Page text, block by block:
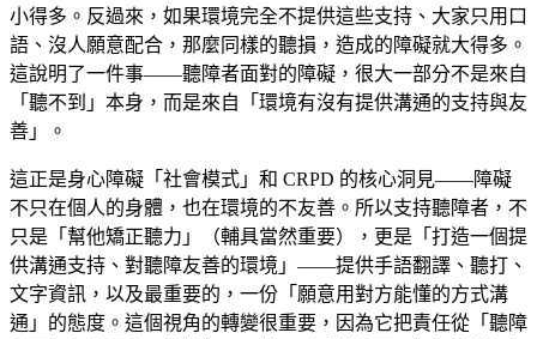
小得多。反過來，如果環境完全不提供這些支持、大家只用口
語、沒人願意配合，那麼同樣的聽損，造成的障礙就大得多。
這說明了一件事——聽障者面對的障礙，很大一部分不是來自
「聽不到」本身，而是來自「環境有沒有提供溝通的支持與友
善」。
這正是身心障礙「社會模式」和 CRPD 的核心洞見——障礙
不只在個人的身體，也在環境的不友善。所以支持聽障者，不
只是「幫他矯正聽力」（輔具當然重要），更是「打造一個提
供溝通支持、對聽障友善的環境」——提供手語翻譯、聽打、
文字資訊，以及最重要的，一份「願意用對方能懂的方式溝
通」的態度。這個視角的轉變很重要，因為它把責任從「聽障